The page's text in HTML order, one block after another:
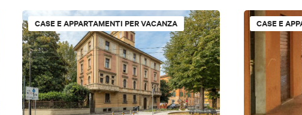
CASE E APPARTAMENTI PER VACANZA CASE E
Alberghi Agriturismo Altre possibilità di alloggio Aree di sosta camper